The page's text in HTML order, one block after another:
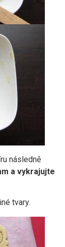
následně
a vykrajujte
tvary.